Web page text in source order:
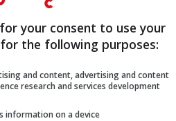
per evitare
your consent to use your
the following purposes:
and content, advertising and content
research and services development
information on a device